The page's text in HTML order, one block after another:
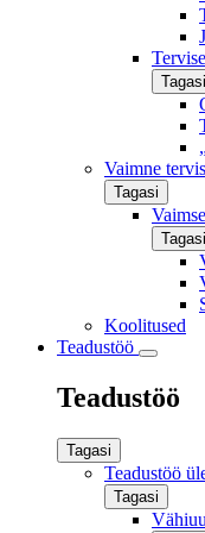
Tagasi
Vaimne tervis
Tagasi
Tagasi
Koolitused
Teadustöö
Teadustöö
Tagasi
Teadustöö
Tagasi